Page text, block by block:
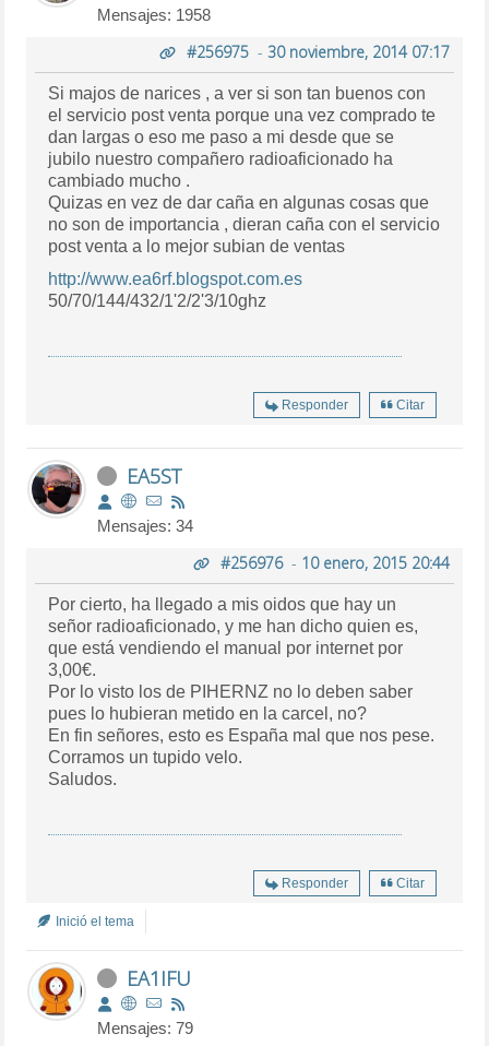
Mensajes: 1958
#256975- 30 noviembre, 2014 07:17
Si majos de narices , a ver si son tan buenos con
el servicio post venta porque una vez comprado te
dan largas o eso me paso a mi desde que se
jubilo nuestro compañero radioaficionado ha
cambiado mucho .
Quizas en vez de dar caña en algunas cosas que
no son de importancia , dieran caña con el servicio
post venta a lo mejor subian de ventas
http://www.ea6rf.blogspot.com.es
50/70/144/432/1'2/2'3/10ghz
Responder Citar
EA5ST
Mensajes: 34
#256976- 10 enero, 2015 20:44
Por cierto, ha llegado a mis oidos que hay un
señor radioaficionado, y me han dicho quien es,
que está vendiendo el manual por internet por
3,00€.
Por lo visto los de PIHERNZ no lo deben saber
pues lo hubieran metido en la carcel, no?
En fin señores, esto es España mal que nos pese.
Corramos un tupido velo.
Saludos.
Responder Citar
Inició el tema
EA1IFU
Mensajes: 79